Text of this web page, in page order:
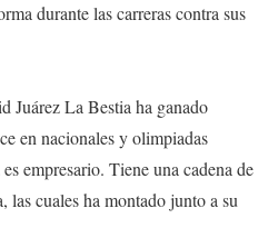
durante las carreras contra sus
Juárez La Bestia ha ganado
en nacionales y olimpiadas
empresario. Tiene una cadena de
las cuales ha montado junto a su